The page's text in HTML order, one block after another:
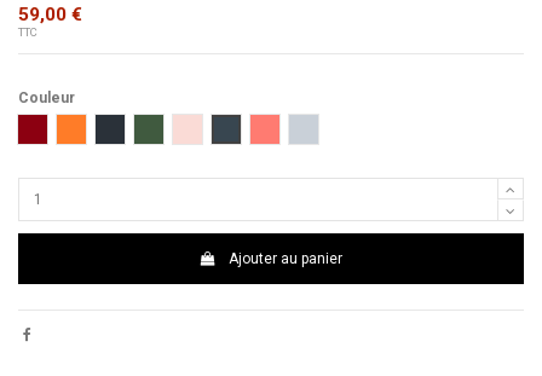
59,00 €
TTC
Couleur
Ajouter au panier